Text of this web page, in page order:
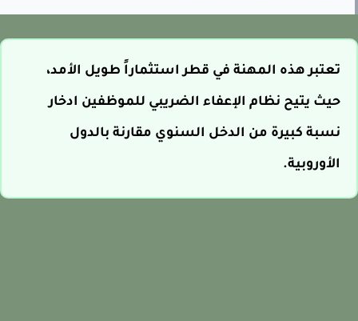
تعتبر هذه المهنة في قطر استثماراً طويل الأمد،
حيث يتيح نظام الإعفاء الضريبي للموظفين ادخار
نسبة كبيرة من الدخل السنوي مقارنة بالدول
الأوروبية.